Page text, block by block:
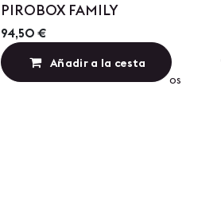
Añadir a lista de deseos
PIROBOX FAMILY
94,50 €
Añadir a la cesta